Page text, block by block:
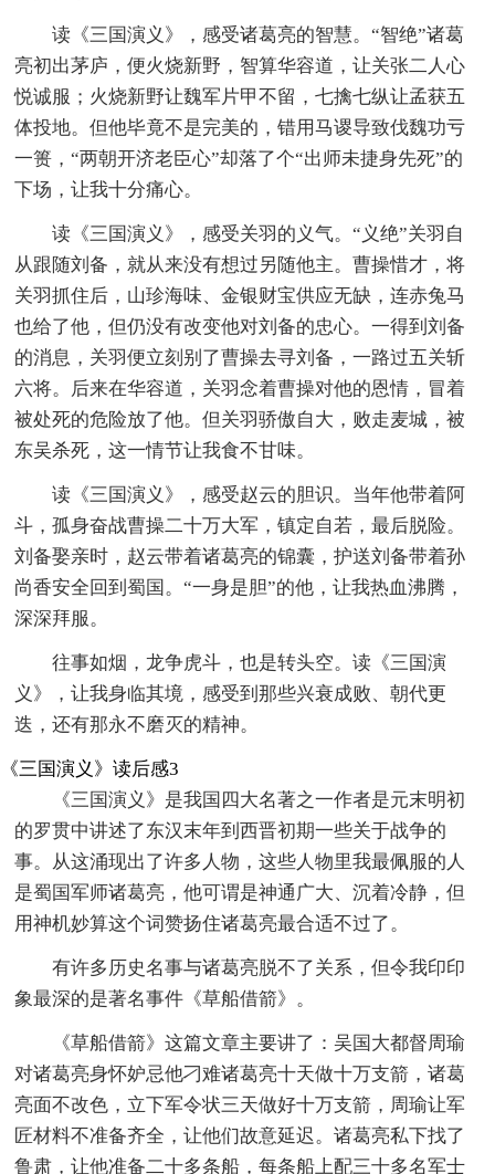
读《三国演义》，感受诸葛亮的智慧。“智绝”诸葛
亮初出茅庐，便火烧新野，智算华容道，让关张二人心
悦诚服；火烧新野让魏军片甲不留，七擒七纵让孟获五
体投地。但他毕竟不是完美的，错用马谡导致伐魏功亏
一篑，“两朝开济老臣心”却落了个“出师未捷身先死”的
下场，让我十分痛心。
读《三国演义》，感受关羽的义气。“义绝”关羽自
从跟随刘备，就从来没有想过另随他主。曹操惜才，将
关羽抓住后，山珍海味、金银财宝供应无缺，连赤兔马
也给了他，但仍没有改变他对刘备的忠心。一得到刘备
的消息，关羽便立刻别了曹操去寻刘备，一路过五关斩
六将。后来在华容道，关羽念着曹操对他的恩情，冒着
被处死的危险放了他。但关羽骄傲自大，败走麦城，被
东吴杀死，这一情节让我食不甘味。
读《三国演义》，感受赵云的胆识。当年他带着阿
斗，孤身奋战曹操二十万大军，镇定自若，最后脱险。
刘备娶亲时，赵云带着诸葛亮的锦囊，护送刘备带着孙
尚香安全回到蜀国。“一身是胆”的他，让我热血沸腾，
深深拜服。
往事如烟，龙争虎斗，也是转头空。读《三国演
义》，让我身临其境，感受到那些兴衰成败、朝代更
迭，还有那永不磨灭的精神。
《三国演义》读后感3
《三国演义》是我国四大名著之一作者是元末明初
的罗贯中讲述了东汉末年到西晋初期一些关于战争的
事。从这涌现出了许多人物，这些人物里我最佩服的人
是蜀国军师诸葛亮，他可谓是神通广大、沉着冷静，但
用神机妙算这个词赞扬住诸葛亮最合适不过了。
有许多历史名事与诸葛亮脱不了关系，但令我印印
象最深的是著名事件《草船借箭》。
《草船借箭》这篇文章主要讲了：吴国大都督周瑜
对诸葛亮身怀妒忌他刁难诸葛亮十天做十万支箭，诸葛
亮面不改色，立下军令状三天做好十万支箭，周瑜让军
匠材料不准备齐全，让他们故意延迟。诸葛亮私下找了
鲁肃，让他准备二十多条船，每条船上配三十多名军士